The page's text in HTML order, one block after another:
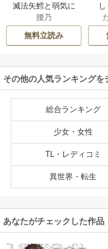
滅法矢鱈と弱気に
キス【コミックス
版】
腰乃
無料立読み
【
その他の人気ランキングを
総合ランキング
少女・女性
TL・レディコミ
異世界・転生
あなたがチェックした作品